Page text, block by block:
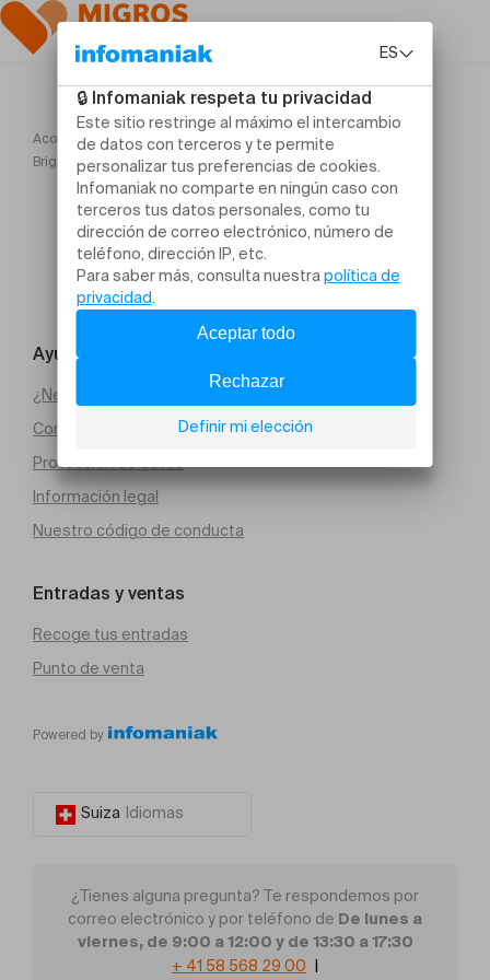
Acogida
Brigitte Rosset "MERCI POUR LE COUTEAU À POISSON ..."
Ayuda y contacto
¿Necesitas ayuda?
Condiciones generales de venta (PDF)
Protección de datos
Información legal
Nuestro código de conducta
Entradas y ventas
Recoge tus entradas
Punto de venta
Powered by
Suiza Idiomas
¿Tienes alguna pregunta? Te respondemos por
correo electrónico y por teléfono de De lunes a
viernes, de 9:00 a 12:00 y de 13:30 a 17:30
+ 41 58 568 29 00